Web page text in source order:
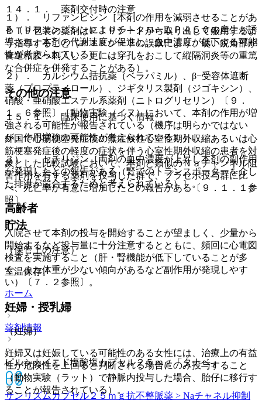
１４．１． 薬剤交付時の注意
ＰＴＰ包装の薬剤はＰＴＰシートから取り出して服用するよ
う指導すること（ＰＴＰシートの誤飲により、硬い鋭角部が
食道粘膜へ刺入し、更には穿孔をおこして縦隔洞炎等の重篤
な合併症を併発することがある）。
その他の注意
１５．１． 臨床使用に基づく情報
外国で心筋梗塞発症後の無症候性心室性期外収縮あるいは心
筋梗塞発症後の軽度の症状を伴う心室性期外収縮の患者を対
象とした比較試験において、本剤と類似のＮａチャンネル阻
害作用を有する薬剤を投与した群で、プラセボ投与群に比
べ、死亡率が有意に増加したとの報告がある〔９．１．１参
照〕。
貯法
（保管上の注意）
室温保存。
ホーム
薬剤情報
ピルシカイニド塩酸塩カプセル２５ｍｇ「タナベ」
サンリズムカプセル２５ｍｇ 抗不整脈薬 > Naチャネル抑制
１）． リファンピシン［本剤の作用を減弱させることがあ
る（リファンピシンによりチトクロームＰ４５０の産生が誘
導され、本剤の代謝速度が促進し、血中濃度が低下する可能
性が考えられている）］。
２）． カルシウム拮抗薬（ベラパミル）、β−受容体遮断
薬（プロプラノロール）、ジギタリス製剤（ジゴキシン）、
硝酸・亜硝酸エステル系薬剤（ニトログリセリン）〔９．
１．６参照〕［動物実験（イヌ）において、本剤の作用が増
強される可能性が報告されている（機序は明らかではない
が、作用増強の可能性が考えられている）］。
３）． セチリジン［両剤の血中濃度が上昇し本剤の副作用
が発現したとの報告がある（腎でのトランスポーターを介し
た排泄が競合するためと考えられている）］。
高齢者
入院させて本剤の投与を開始することが望ましく、少量から
開始するなど投与量に十分注意するとともに、頻回に心電図
検査を実施すること（肝・腎機能が低下していることが多
く、また体重が少ない傾向があるなど副作用が発現しやす
い）〔７．２参照〕。
妊婦・授乳婦
（妊婦）
妊婦又は妊娠している可能性のある女性には、治療上の有益
性が危険性を上回ると判断される場合にのみ投与すること
（動物実験（ラット）で静脈内投与した場合、胎仔に移行す
ることが報告されている）。